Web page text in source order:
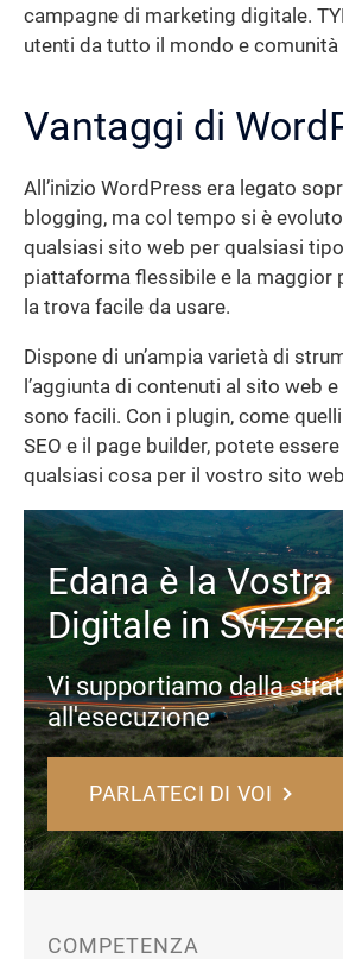
campagne di marketing digitale.
utenti da tutto il mondo e comunità
Vantaggi di
All’inizio WordPress era legato
blogging, ma col tempo si è
qualsiasi sito web per qualsiasi
piattaforma flessibile e la maggior
la trova facile da usare.
Dispone di un’ampia varietà di
l’aggiunta di contenuti al sito web
sono facili. Con i plugin, come quelli
SEO e il page builder, potete
qualsiasi cosa per il vostro sito
Edana è la
Digitale in
Vi supportiamo dalla
all'esecuzione
PARLATECI DI VOI
COMPETENZA